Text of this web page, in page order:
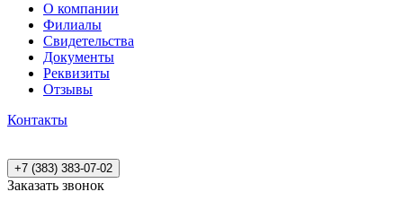
О компании
Филиалы
Свидетельства
Документы
Реквизиты
Отзывы
Контакты
+7 (383) 383-07-02
Заказать звонок